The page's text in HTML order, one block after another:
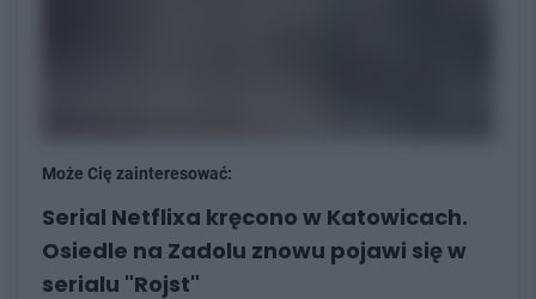
Może Cię zainteresować:
Serial Netflixa kręcono w Katowicach.
Osiedle na Zadolu znowu pojawi się w
serialu "Rojst"